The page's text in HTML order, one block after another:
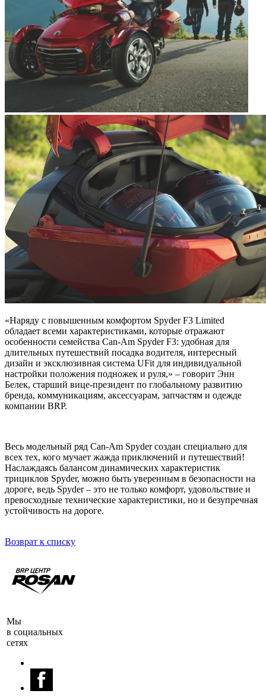
«Наряду с повышенным комфортом Spyder F3 Limited
обладает всеми характеристиками, которые отражают
особенности семейства Can-Am Spyder F3: удобная для
длительных путешествий посадка водителя, интересный
дизайн и эксклюзивная система UFit для индивидуальной
настройки положения подножек и руля,» – говорит Энн
Белек, старший вице-президент по глобальному развитию
бренда, коммуникациям, аксессуарам, запчастям и одежде
компании BRP.
Весь модельный ряд Can-Am Spyder создан специально для
всех тех, кого мучает жажда приключений и путешествий!
Наслаждаясь балансом динамических характеристик
трициклов Spyder, можно быть уверенным в безопасности на
дороге, ведь Spyder – это не только комфорт, удовольствие и
превосходные технические характеристики, но и безупречная
устойчивость на дороге.
Возврат к списку
Мы
в социальных
сетях